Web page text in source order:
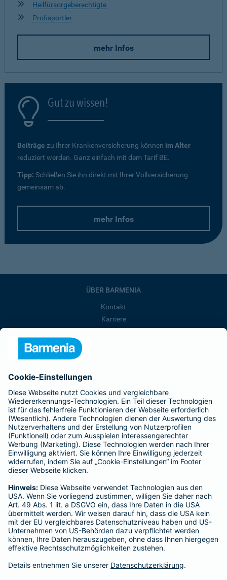
Heilfürsorgeberechtigte
Profisportler
mehr Infos
Gut zu wissen!
Beiträge zu Ihrer Krankenversicherung können im Alter
reduziert werden. Ganz einfach mit dem Tarif BE.
Tipp: Schließen Sie ihn direkt mit Ihrer Vollversicherung
gemeinsam ab.
mehr Infos
ÜBER BARMENIA
Kontakt
Karriere
Barmenia ist Teil der BarmeniaGothaer
BELIEBTE SEITEN
Kranken-Zusatzversicherung
Tierversicherungen
Haftpflichtversicherung
Hausratversicherung
Adresse ändern
Schaden melden
Kilometerstandsmeldung
Serviceübersicht